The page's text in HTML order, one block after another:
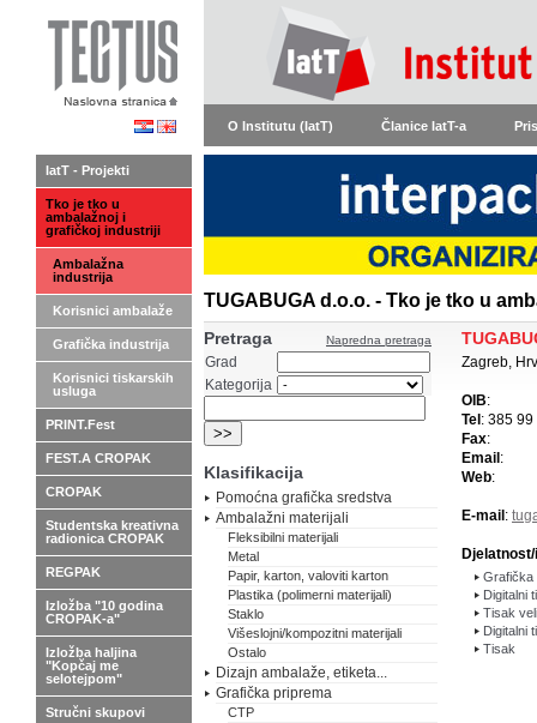
O Institutu (IatT) Članice IatT-a
TUGABUGA d.o.o. - Tko je tko u
Napredna pretraga
Pretraga
Grad
Kategorija
Klasifikacija
Pomoćna grafička sredstva
Ambalažni materijali
Fleksibilni materijali
Metal
Papir, karton, valoviti karton
Plastika (polimerni materijali)
Staklo
Višeslojni/kompozitni materijali
Ostalo
Dizajn ambalaže, etiketa...
Grafička priprema
CTP
Zagreb,
OIB:
Tel : 385
Fax:
Email :
Web:
E-mail :
Djelatnost/i
Grafička
Digitalni
Tisak
Digitalni
Tisak
IatT - Projekti
Tko je tko u
ambalažnoj i
grafičkoj industriji
Ambalažna
industrija
Korisnici ambalaže
Grafička industrija
Korisnici tiskarskih
usluga
PRINT.Fest
FEST.A CROPAK
CROPAK
Studentska kreativna
radionica CROPAK
REGPAK
Izložba "10 godina
CROPAK-a"
Izložba haljina
"Kopčaj me
selotejpom"
Stručni skupovi